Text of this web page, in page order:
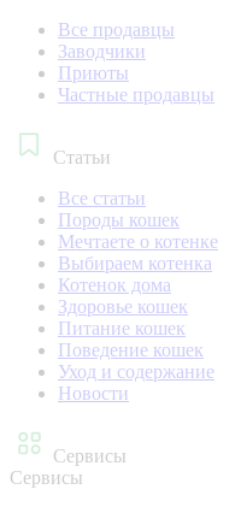
Все продавцы
Заводчики
Приюты
Частные продавцы
Статьи
Все статьи
Породы кошек
Мечтаете о котенке
Выбираем котенка
Котенок дома
Здоровье кошек
Питание кошек
Поведение кошек
Уход и содержание
Новости
Сервисы
Сервисы